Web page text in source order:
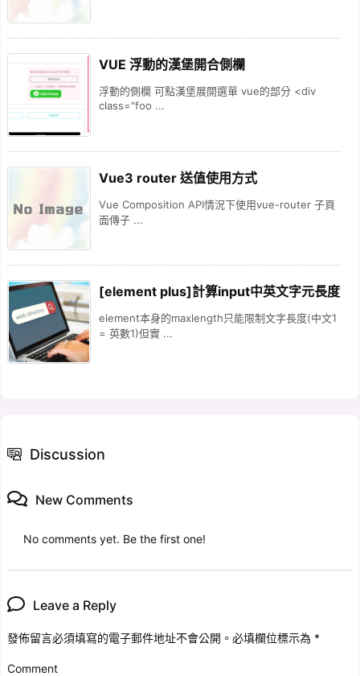
VUE 浮動的漢堡開合側欄
浮動的側欄 可點漢堡展開選單 vue的部分 <div
class="foo ...
Vue3 router 送值使用方式
Vue Composition API情況下使用vue-router 子頁
面傳子 ...
[element plus]計算input中英文字元長度
element本身的maxlength只能限制文字長度(中文1
= 英數1)但實 ...
Discussion
New Comments
No comments yet. Be the first one!
Leave a Reply
發佈留言必須填寫的電子郵件地址不會公開。 必填欄位標示為 *
Comment